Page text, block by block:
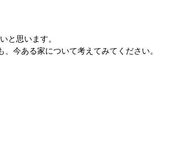
と思います。
今ある家について考えてみてください。